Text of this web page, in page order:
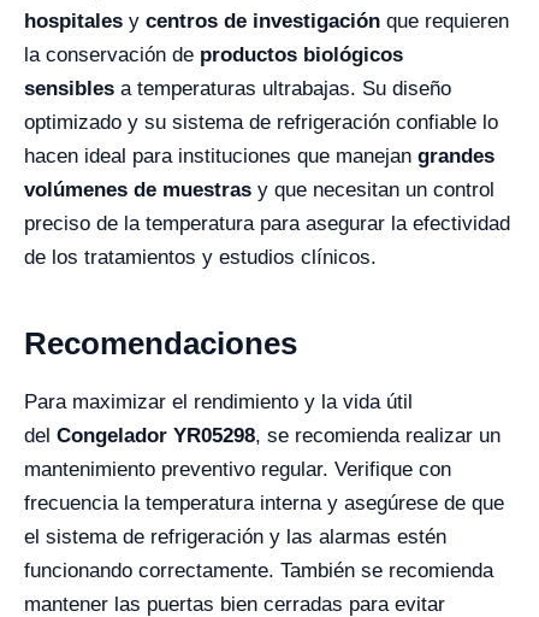
hospitales y centros de investigación que requieren
la conservación de productos biológicos
sensibles a temperaturas ultrabajas. Su diseño
optimizado y su sistema de refrigeración confiable lo
hacen ideal para instituciones que manejan grandes
volúmenes de muestras y que necesitan un control
preciso de la temperatura para asegurar la efectividad
de los tratamientos y estudios clínicos.
Recomendaciones
Para maximizar el rendimiento y la vida útil
del Congelador YR05298, se recomienda realizar un
mantenimiento preventivo regular. Verifique con
frecuencia la temperatura interna y asegúrese de que
el sistema de refrigeración y las alarmas estén
funcionando correctamente. También se recomienda
mantener las puertas bien cerradas para evitar